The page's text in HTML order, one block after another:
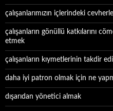
çalışanlarımızın içlerindeki
çalışanların gönüllü katkılarını
etmek
çalışanların kıymetlerinin takdir
daha iyi patron olmak için ne
dışarıdan yönetici almak